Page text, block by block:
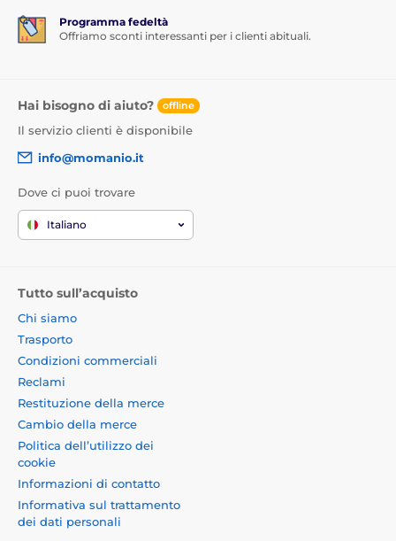
Programma fedeltà
Offriamo sconti interessanti per i clienti abituali.
Hai bisogno di aiuto? offline
Il servizio clienti è disponibile
info@momanio.it
Dove ci puoi trovare
Italiano
Tutto sull’acquisto
Chi siamo
Trasporto
Condizioni commerciali
Reclami
Restituzione della merce
Cambio della merce
Politica dell’utilizzo dei
cookie
Informazioni di contatto
Informativa sul trattamento
dei dati personali